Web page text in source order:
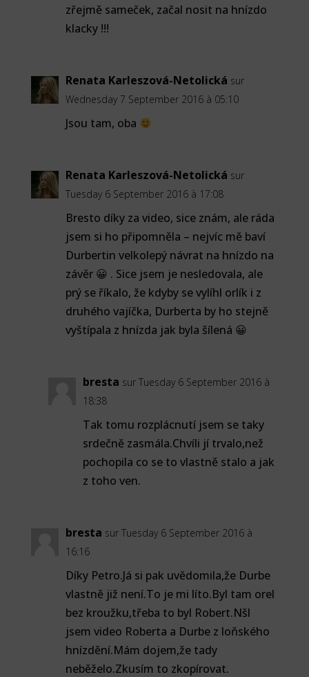
zřejmě sameček, začal nosit na hnízdo
klacky !!!
Renata Karleszová-Netolická sur
Wednesday 7 September 2016 à 05:10
Jsou tam, oba
Renata Karleszová-Netolická sur
Tuesday 6 September 2016 à 17:08
Bresto díky za video, sice znám, ale ráda
jsem si ho připomněla – nejvíc mě baví
Durbertin velkolepý návrat na hnízdo na
závěr 😀 . Sice jsem je nesledovala, ale
prý se říkalo, že kdyby se vylíhl orlík i z
druhého vajíčka, Durberta by ho stejně
vyštípala z hnízda jak byla šílená 😀
bresta sur Tuesday 6 September 2016 à
18:38
Tak tomu rozplácnutí jsem se taky
srdečně zasmála.Chvíli jí trvalo,než
pochopila co se to vlastně stalo a jak
z toho ven.
bresta sur Tuesday 6 September 2016 à
16:16
Díky Petro.Já si pak uvědomila,že Durbe
vlastně již není.To je mi líto.Byl tam orel
bez kroužku,třeba to byl Robert.Nšl
jsem video Roberta a Durbe z loňského
hnízdění.Mám dojem,že tady
neběželo.Zkusím to zkopírovat.